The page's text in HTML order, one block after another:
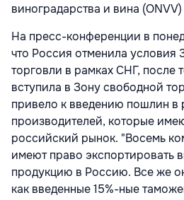
виноградарства и вина
На пресс-конференции в
что Россия отменила условия
торговли в рамках СНГ, после
вступила в Зону свободной
привело к введению пошлин в
производителей, которые
российский рынок. "Восемь
имеют право экспортировать
продукцию в Россию. Все же
как введенные 15%-ные